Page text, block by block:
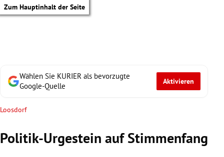
Zum Hauptinhalt der Seite
Wählen Sie KURIER als bevorzugte
Google-Quelle
Aktivieren
Loosdorf
Politik-Urgestein auf Stimmenfang